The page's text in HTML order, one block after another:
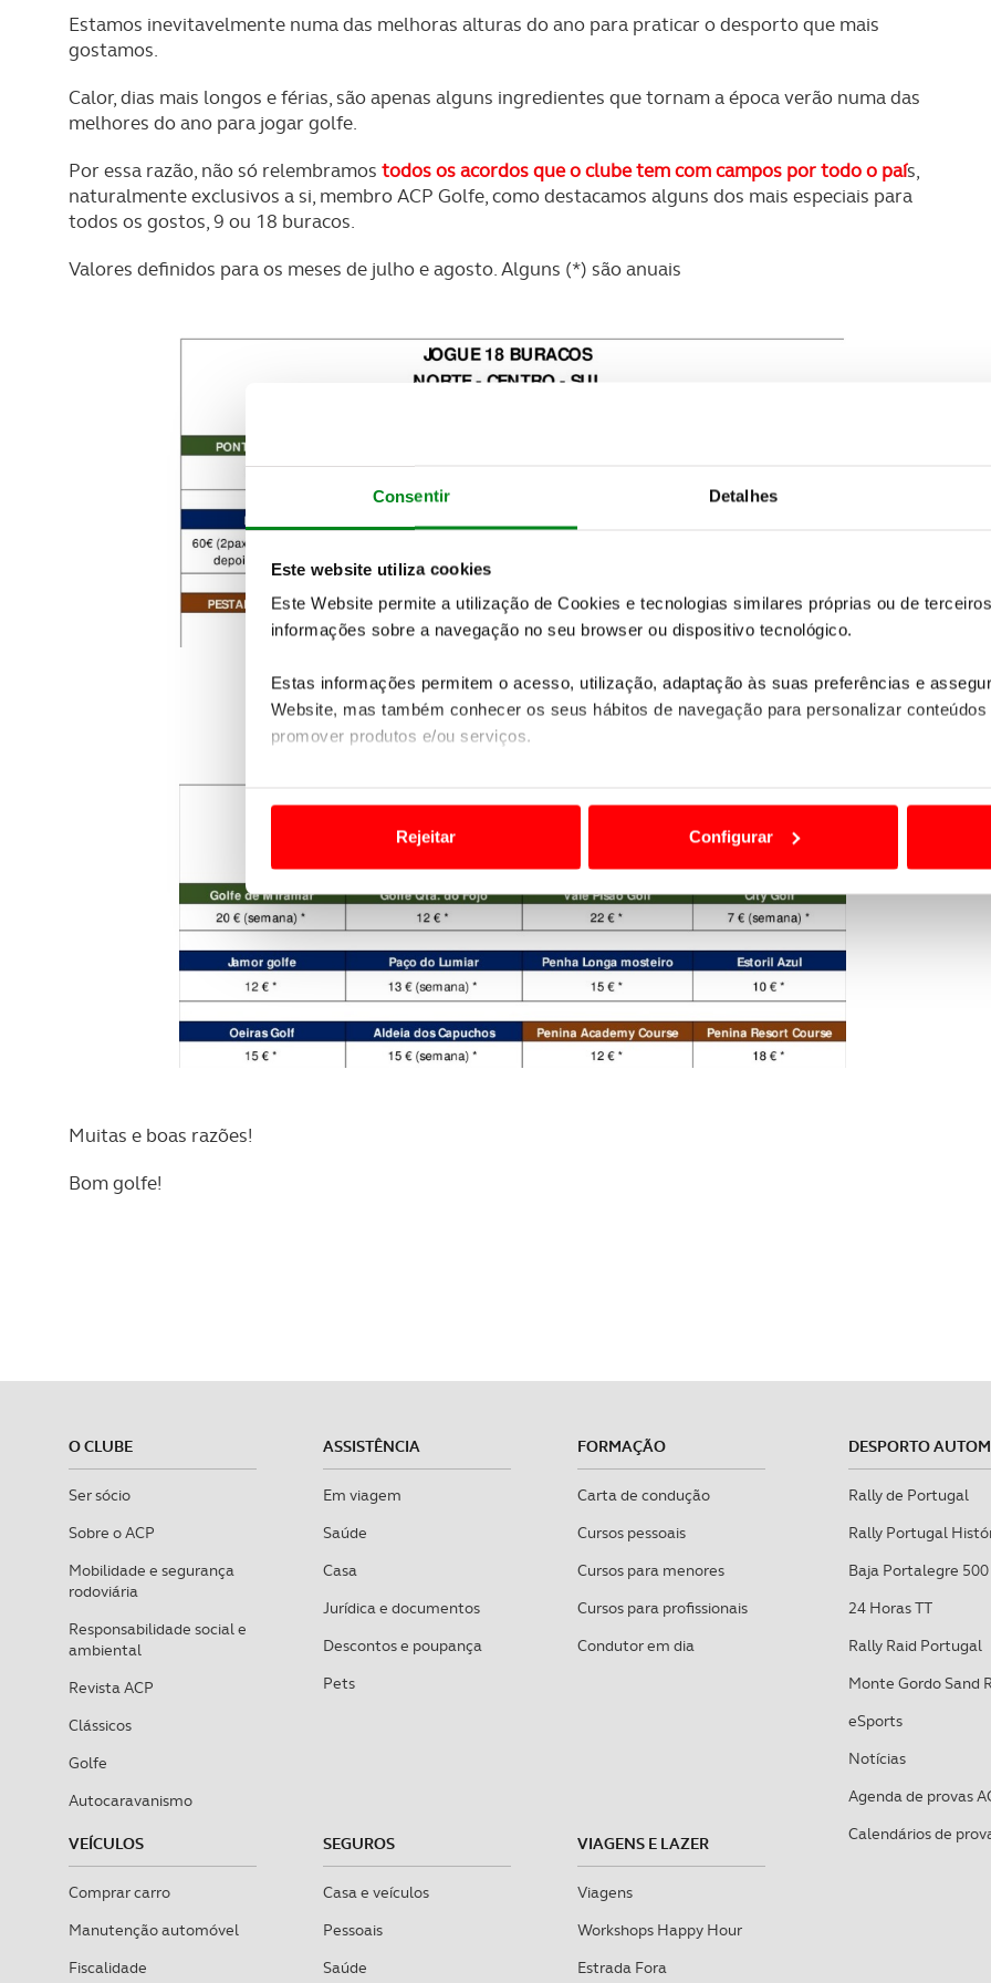
Consentir Detalhes
Este website utiliza cookies
Este Website permite a utilização de Cookies e tecnologias similares próprias ou de
informações sobre a navegação no seu browser ou dispositivo tecnológico.
Estas informações permitem o acesso, utilização, adaptação às suas preferências e
Website, mas também conhecer os seus hábitos de navegação para personalizar
promover produtos e/ou serviços.
Usamos cookies para melhorar a sua experiência digital, personalizar conteúdos e
funcionalidades de redes sociais, bem como para analisar dados de navegação no nosso
Adicionalmente partilhamos informação, relativa à sua utilização do nosso site de
e organizações na UE e em países terceiros.
O ACP garantirá que as transferências internacionais de dados pessoais serão realizadas
consentimento e quando tal se afigure estritamente necessário no contexto dos serviços a
Rejeitar Configurar
Estamos inevitavelmente numa das melhoras alturas do ano para praticar o desporto que mais
gostamos.
Calor, dias mais longos e férias, são apenas alguns ingredientes que tornam a época verão numa das
melhores do ano para jogar golfe.
Por essa razão, não só relembramos todos os acordos que o clube tem com campos por todo o país,
naturalmente exclusivos a si, membro ACP Golfe, como destacamos alguns dos mais especiais para
todos os gostos, 9 ou 18 buracos.
Valores definidos para os meses de julho e agosto. Alguns (*) são anuais
Muitas e boas razões!
Bom golfe!
O CLUBE
Ser sócio
Sobre o ACP
Mobilidade e segurança
rodoviária
Responsabilidade social e
ambiental
Revista ACP
Clássicos
Golfe
Autocaravanismo
ASSISTÊNCIA
Em viagem
Saúde
Casa
Jurídica e documentos
Descontos e poupança
Pets
FORMAÇÃO
Carta de condução
Cursos pessoais
Cursos para menores
Cursos para profissionais
Condutor em dia
VEÍCULOS
Comprar carro
Manutenção automóvel
Fiscalidade
SEGUROS
Casa e veículos
Pessoais
Saúde
VIAGENS E LAZER
Viagens
Workshops Happy Hour
Estrada Fora
DESPORTO
Rally de Portugal
Rally Portugal
Baja Portalegre 500
24 Horas TT
Rally Raid Portugal
Monte Gordo Sand
eSports
Notícias
Agenda de provas
Calendários de